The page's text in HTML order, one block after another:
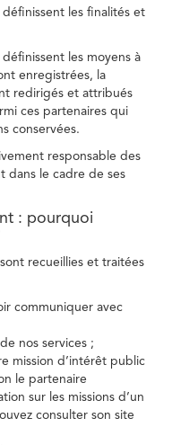
les finalités et
les moyens à
enregistrées, la
redirigés et attribués
ces partenaires qui
conservées.
responsable des
dans le cadre de ses
: pourquoi
recueillies et traitées
communiquer avec
nos services ;
mission d’intérêt public
le partenaire
sur les missions d’un
consulter son site